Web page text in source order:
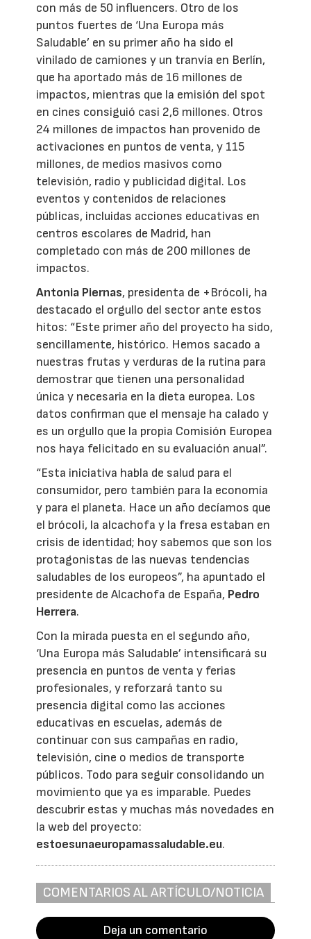
con más de 50 influencers. Otro de los
puntos fuertes de ‘Una Europa más
Saludable’ en su primer año ha sido el
vinilado de camiones y un tranvía en Berlín,
que ha aportado más de 16 millones de
impactos, mientras que la emisión del spot
en cines consiguió casi 2,6 millones. Otros
24 millones de impactos han provenido de
activaciones en puntos de venta, y 115
millones, de medios masivos como
televisión, radio y publicidad digital. Los
eventos y contenidos de relaciones
públicas, incluidas acciones educativas en
centros escolares de Madrid, han
completado con más de 200 millones de
impactos.
Antonia Piernas, presidenta de +Brócoli, ha
destacado el orgullo del sector ante estos
hitos: “Este primer año del proyecto ha sido,
sencillamente, histórico. Hemos sacado a
nuestras frutas y verduras de la rutina para
demostrar que tienen una personalidad
única y necesaria en la dieta europea. Los
datos confirman que el mensaje ha calado y
es un orgullo que la propia Comisión Europea
nos haya felicitado en su evaluación anual”.
“Esta iniciativa habla de salud para el
consumidor, pero también para la economía
y para el planeta. Hace un año decíamos que
el brócoli, la alcachofa y la fresa estaban en
crisis de identidad; hoy sabemos que son los
protagonistas de las nuevas tendencias
saludables de los europeos”, ha apuntado el
presidente de Alcachofa de España, Pedro
Herrera.
Con la mirada puesta en el segundo año,
‘Una Europa más Saludable’ intensificará su
presencia en puntos de venta y ferias
profesionales, y reforzará tanto su
presencia digital como las acciones
educativas en escuelas, además de
continuar con sus campañas en radio,
televisión, cine o medios de transporte
públicos. Todo para seguir consolidando un
movimiento que ya es imparable. Puedes
descubrir estas y muchas más novedades en
la web del proyecto:
estoesunaeuropamassaludable.eu.
COMENTARIOS AL ARTÍCULO/NOTICIA
Deja un comentario